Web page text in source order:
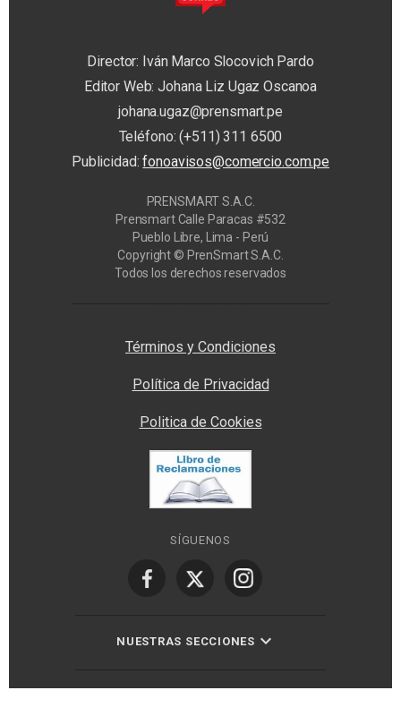
Director: Iván Marco Slocovich Pardo
Editor Web: Johana Liz Ugaz Oscanoa
johana.ugaz@prensmart.pe
Teléfono: (+511) 311 6500
Publicidad:fonoavisos@comercio.com.pe
PRENSMART S.A.C.
Prensmart Calle Paracas #532
Pueblo Libre, Lima - Perú
Copyright © PrenSmart S.A.C.
Todos los derechos reservados
Términos y Condiciones
Política de Privacidad
Politica de Cookies
SÍGUENOS
NUESTRAS SECCIONES